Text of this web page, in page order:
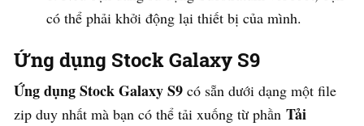
có thể phải khởi động lại thiết bị của mình.
Ứng dụng Stock Galaxy S9
Ứng dụng Stock Galaxy S9 có sẵn dưới dạng một file
zip duy nhất mà bạn có thể tải xuống từ phần Tải